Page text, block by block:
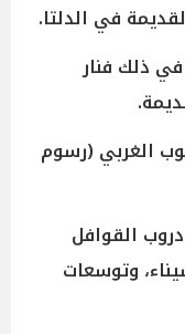
في الدلتا.
في ذلك فنار
الغربي (رسوم
القوافل
وتوسعات